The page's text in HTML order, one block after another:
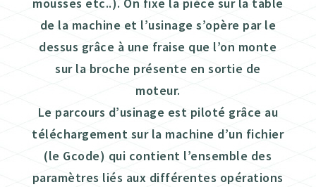
mousses etc..). On fixe la pièce sur la table
de la machine et l’usinage s’opère par le
dessus grâce à une fraise que l’on monte
sur la broche présente en sortie de
moteur.
Le parcours d’usinage est piloté grâce au
téléchargement sur la machine d’un fichier
(le Gcode) qui contient l’ensemble des
paramètres liés aux différentes opérations